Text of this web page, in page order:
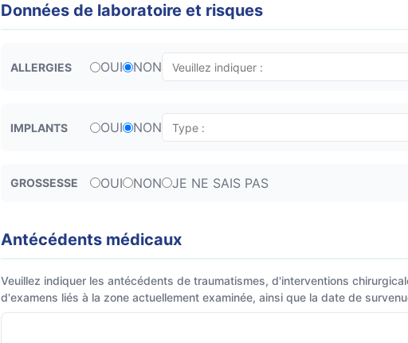
Données de laboratoire et risques
ALLERGIES OUI NON
IMPLANTS OUI NON
GROSSESSE OUI NON JE NE SAIS PAS
Antécédents médicaux
Veuillez indiquer les antécédents de traumatismes, d'interventions
d'examens liés à la zone actuellement examinée, ainsi que la date de